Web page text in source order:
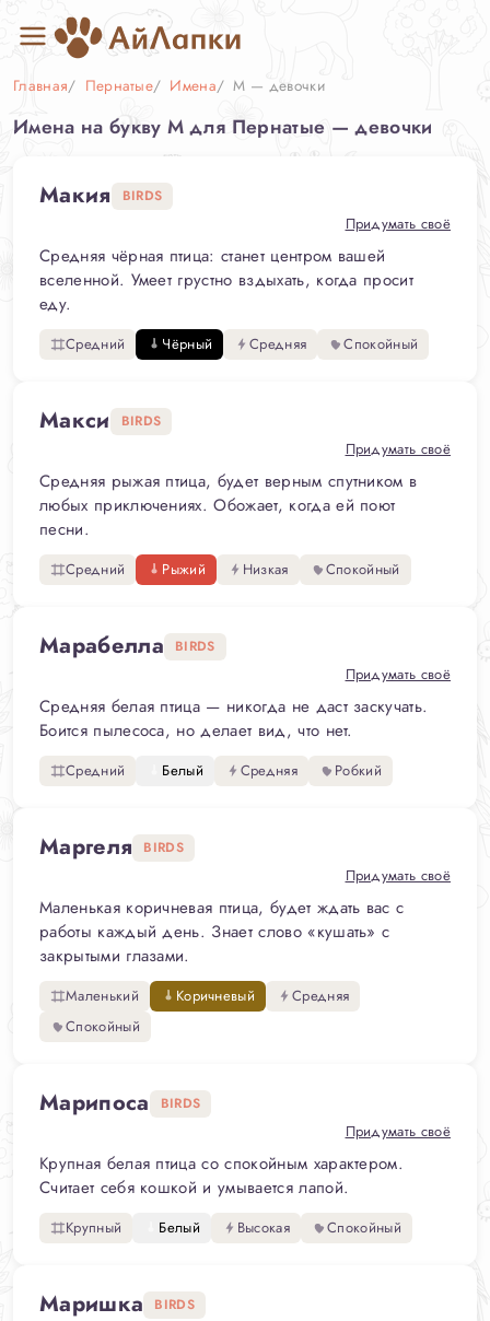
Главная Пернатые Имена М — девочки
Имена на букву М для Пернатые — девочки
Макия BIRDS
Придумать своё
Средняя чёрная птица: станет центром вашей
вселенной. Умеет грустно вздыхать, когда просит
еду.
Средний Чёрный Средняя Спокойный
Макси BIRDS
Придумать своё
Средняя рыжая птица, будет верным спутником в
любых приключениях. Обожает, когда ей поют
песни.
Средний Рыжий Низкая Спокойный
Марабелла BIRDS
Придумать своё
Средняя белая птица — никогда не даст заскучать.
Боится пылесоса, но делает вид, что нет.
Средний Белый Средняя Робкий
Маргеля BIRDS
Придумать своё
Маленькая коричневая птица, будет ждать вас с
работы каждый день. Знает слово «кушать» с
закрытыми глазами.
Маленький Коричневый
Средняя
Спокойный
Марипоса BIRDS
Придумать своё
Крупная белая птица со спокойным характером.
Считает себя кошкой и умывается лапой.
Крупный Белый Высокая Спокойный
Маришка BIRDS